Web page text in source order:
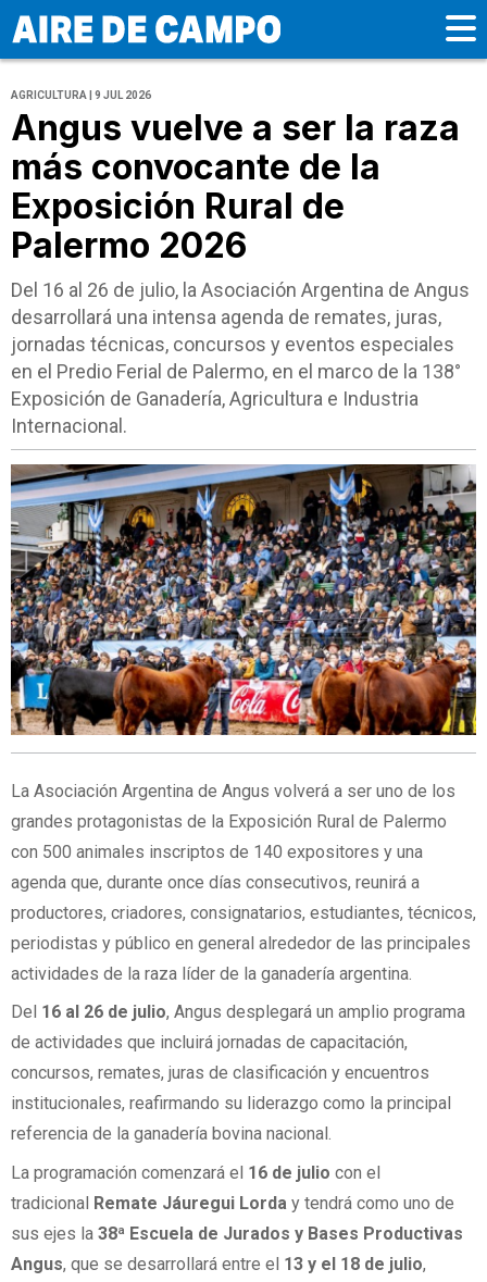
AGRICULTURA | 9 JUL 2026
Angus vuelve a ser la raza
más convocante de la
Exposición Rural de
Palermo 2026
Del 16 al 26 de julio, la Asociación Argentina de Angus
desarrollará una intensa agenda de remates, juras,
jornadas técnicas, concursos y eventos especiales
en el Predio Ferial de Palermo, en el marco de la 138°
Exposición de Ganadería, Agricultura e Industria
Internacional.
La Asociación Argentina de Angus volverá a ser uno de los
grandes protagonistas de la Exposición Rural de Palermo
con 500 animales inscriptos de 140 expositores y una
agenda que, durante once días consecutivos, reunirá a
productores, criadores, consignatarios, estudiantes, técnicos,
periodistas y público en general alrededor de las principales
actividades de la raza líder de la ganadería argentina.
Del 16 al 26 de julio, Angus desplegará un amplio programa
de actividades que incluirá jornadas de capacitación,
concursos, remates, juras de clasificación y encuentros
institucionales, reafirmando su liderazgo como la principal
referencia de la ganadería bovina nacional.
La programación comenzará el 16 de julio con el
tradicional Remate Jáuregui Lorda y tendrá como uno de
sus ejes la 38ª Escuela de Jurados y Bases Productivas
Angus, que se desarrollará entre el 13 y el 18 de julio,